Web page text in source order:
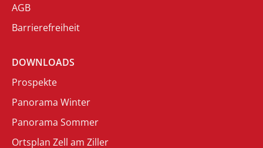
AGB
Barrierefreiheit
DOWNLOADS
Prospekte
Panorama Winter
Panorama Sommer
Ortsplan Zell am Ziller